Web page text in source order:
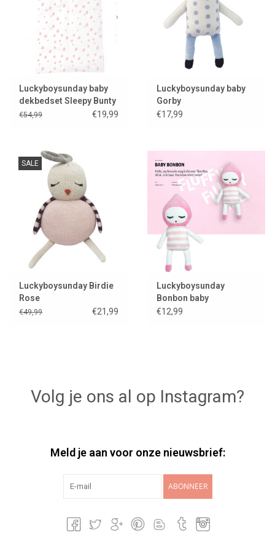
Luckyboysunday baby
dekbedset Sleepy Bunty
€54,99 €19,99
Luckyboysunday baby
Gorby
€17,99
SALE
Luckyboysunday Birdie
Rose
€49,99 €21,99
Luckyboysunday
Bonbon baby
€12,99
Volg je ons al op Instagram?
Meld je aan voor onze nieuwsbrief:
ABONNEER